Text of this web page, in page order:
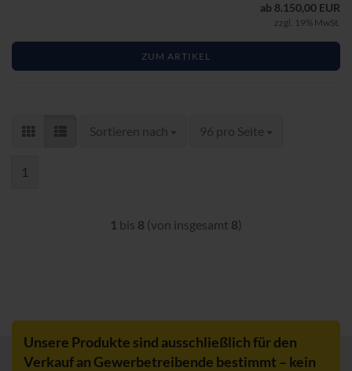
ab 8.150,00 EUR
zzgl. 19% MwSt.
ZUM ARTIKEL
Sortieren nach
Sortieren nach 96 pro Seite
pro Seite
1
1 bis 8 (von insgesamt 8)
Unsere Produkte sind ausschließlich für den
Verkauf an Gewerbetreibende bestimmt – kein